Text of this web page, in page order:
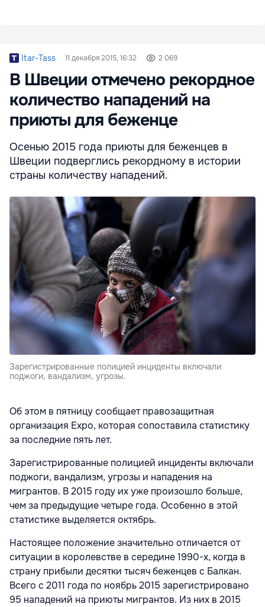
Itar-Tass 11 декабря 2015, 16:32 2 069
В Швеции отмечено рекордное
количество нападений на
приюты для беженце
Осенью 2015 года приюты для беженцев в
Швеции подверглись рекордному в истории
страны количеству нападений.
Зарегистрированные полицией инциденты включали
поджоги, вандализм, угрозы.
Об этом в пятницу сообщает правозащитная
организация Expo, которая сопоставила статистику
за последние пять лет.
Зарегистрированные полицией инциденты включали
поджоги, вандализм, угрозы и нападения на
мигрантов. В 2015 году их уже произошло больше,
чем за предыдущие четыре года. Особенно в этой
статистике выделяется октябрь.
Настоящее положение значительно отличается от
ситуации в королевстве в середине 1990-х, когда в
страну прибыли десятки тысяч беженцев с Балкан.
Всего с 2011 года по ноябрь 2015 зарегистрировано
95 нападений на приюты мигрантов. Из них в 2015